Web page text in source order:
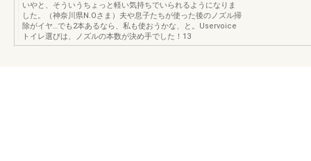
いやと、そういうちょっと軽い気持ちでいられるようになりま
した。（神奈川県N.Oさま）夫や息子たちが使った後のノズル掃
除がイヤ…でも2本あるなら、私も使おうかな、と。Uservoice
トイレ選びは、ノズルの本数が決め手でした！13